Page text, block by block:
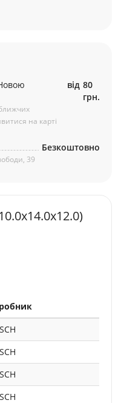
на карті
від 80
грн.
39
Безкоштовно